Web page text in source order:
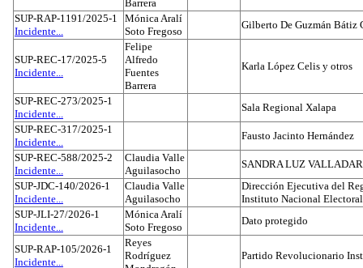
Barrera
SUP-RAP-1191/2025-1
Incidente...
Mónica Aralí
Soto Fregoso
Gilberto De Guzmán Bátiz
SUP-REC-17/2025-5
Incidente...
Felipe
Alfredo
Fuentes
Barrera
Karla López Celis y otros
SUP-REC-273/2025-1
Incidente...
Sala Regional Xalapa
SUP-REC-317/2025-1
Incidente...
Fausto Jacinto Hernández
SUP-REC-588/2025-2
Incidente...
Claudia Valle
Aguilasocho
SANDRA LUZ
SUP-JDC-140/2026-1
Incidente...
Claudia Valle
Aguilasocho
Dirección Ejecutiva del
Instituto Nacional Electoral
SUP-JLI-27/2026-1
Incidente...
Mónica Aralí
Soto Fregoso
Dato protegido
SUP-RAP-105/2026-1
Incidente...
Reyes
Rodríguez
Partido Revolucionario